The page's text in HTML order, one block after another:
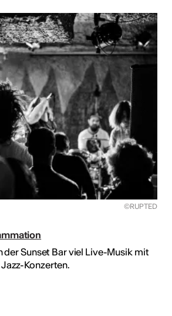
©RUPTED
der Sunset Bar viel Live-Musik mit
Konzerten.